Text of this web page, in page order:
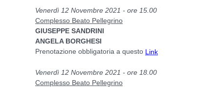
Venerdì 12 Novembre 2021 - ore 15.00
Complesso Beato Pellegrino
GIUSEPPE SANDRINI
ANGELA BORGHESI
Prenotazione obbligatoria a questo Link
Venerdì 12 Novembre 2021 - ore 18.00
Complesso Beato Pellegrino